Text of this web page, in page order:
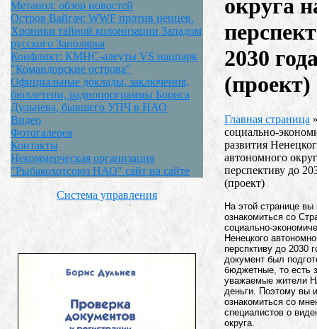
Метанол: обзор новостей
Остров Вайгач: WWF против ненцев.
Хроники тайной колонизации Западом
русского Заполярья
Конфликт: КМНС-алеуты VS нацпарк
"Командорские острова"
Официальные доклады, заключения,
бюллетени, радиопрограммы Бориса
Дульнева, бывшего УПЧ в НАО
Видео
Фотогалерея
Контакты
Некоммерческая организация
"Рыбакохотсоюз НАО" сайт на сайте
Система управления
округа
2030
(проект)
Главная страница
социально-
развития
автономного
перспективу до
(проект)
На этой странице
ознакомиться со
социально-
Ненецкого
перспктиву до 2030
документ был
бюджетные, то есть
уважаемые жители
деньги. Поэтому вы
ознакомиться со
специалистов о
округа.